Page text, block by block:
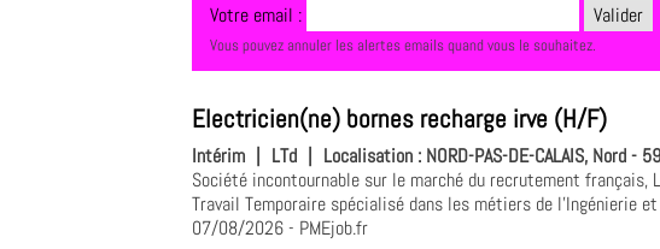
Votre email :
Vous pouvez annuler les alertes emails quand vous le souhaitez.
Electricien(ne) bornes recharge irve (H/F)
Intérim | LTd | Localisation : NORD-PAS-DE-CALAIS, Nord -
Société incontournable sur le marché du recrutement français,
Travail Temporaire spécialisé dans les métiers de l'Ingénierie et
07/08/2026- PMEjob.fr